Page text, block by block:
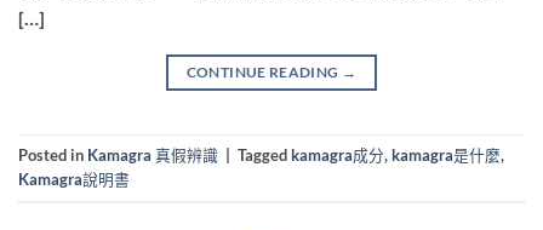
[…]
CONTINUE READING →
Posted in Kamagra 真假辨識 Taggedkamagra成分,kamagra是什麼,
Kamagra說明書